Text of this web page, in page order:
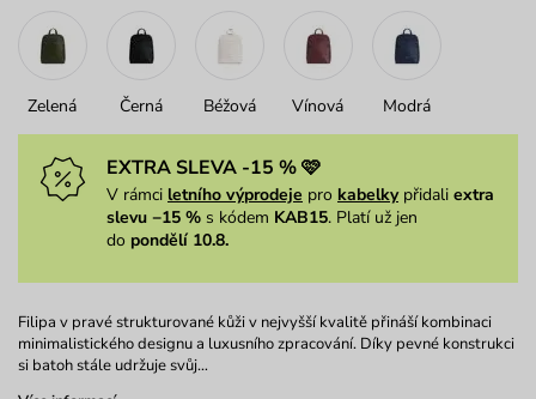
Zelená Černá Béžová Vínová Modrá
EXTRA SLEVA -15 % 🩷
V rámci letního výprodeje pro kabelkypřidali extra
slevu −15 % s kódem KAB15. Platí už jen
do pondělí 10.8.
Filipa v pravé strukturované kůži v nejvyšší kvalitě přináší kombinaci
minimalistického designu a luxusního zpracování. Díky pevné konstrukci
si batoh stále udržuje svůj…